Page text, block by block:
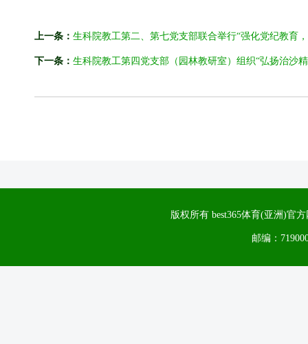
上一条： 生科院教工第二、第七党支部联合举行“强化党纪教育
下一条： 生科院教工第四党支部（园林教研室）组织“弘扬治沙
版权所有 best365体育(亚洲)官
邮编：